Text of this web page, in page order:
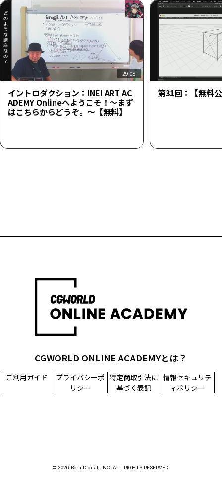
29:08
イントロダクション：INEI ART AC
ADEMY Onlineへようこそ！～まず
はこちらからどうぞ。～【無料】
第31回：【無料
CGWORLD ONLINE ACADEMYとは？
ご利用ガイド
プライバシーポ
リシー
特定商取引法に
基づく表記
情報セキュリテ
ィポリシー
© 2026 Born Digital, INC. ALL RIGHTS RESERVED.